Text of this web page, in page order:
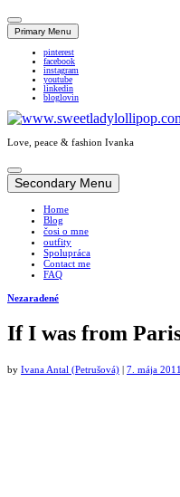
Primary Menu
pinterest
facebook
instagram
youtube
linkedin
bloglovin
Love, peace & fashion Ivanka
Skip
to
content
Secondary Menu
Home
Blog
čosi o mne
outfity
Spolupráca
Contact me
FAQ
Nezaradené
If I was from
by Ivana Antal (Petrušová) 7. mája 2011